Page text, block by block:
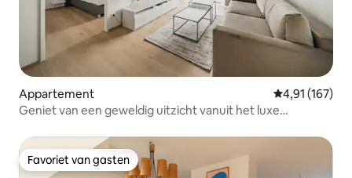
Appartement Gemiddelde
4,91 (167)
Geniet van een geweldig uitzicht vanuit het luxe
Favoriet van gasten
Favoriet van gasten